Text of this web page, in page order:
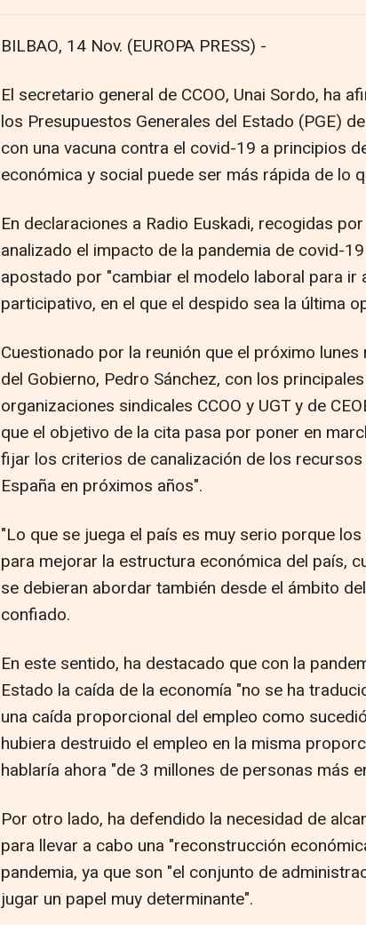
BILBAO, 14 Nov. (EUROPA PRESS) -
El secretario general de CCOO, Unai Sordo, ha
los Presupuestos Generales del Estado (PGE)
con una vacuna contra el covid-19 a principios
económica y social puede ser más rápida de lo
En declaraciones a Radio Euskadi, recogidas
analizado el impacto de la pandemia de covid-
apostado por "cambiar el modelo laboral para ir
participativo, en el que el despido sea la última
Cuestionado por la reunión que el próximo
del Gobierno, Pedro Sánchez, con los
organizaciones sindicales CCOO y UGT y de
que el objetivo de la cita pasa por poner en
fijar los criterios de canalización de los
España en próximos años".
"Lo que se juega el país es muy serio porque
para mejorar la estructura económica del país,
se debieran abordar también desde el ámbito
confiado.
En este sentido, ha destacado que con la
Estado la caída de la economía "no se ha
una caída proporcional del empleo como
hubiera destruido el empleo en la misma
hablaría ahora "de 3 millones de personas más
Por otro lado, ha defendido la necesidad de
para llevar a cabo una "reconstrucción
pandemia, ya que son "el conjunto de
jugar un papel muy determinante".